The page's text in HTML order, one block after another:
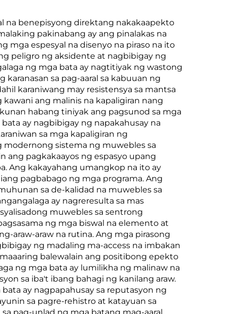
na benepisyong direktang nakakaapekto
pakinabang ay ang pinalakas na
mga espesyal na disenyo na piraso na ito
peligro ng aksidente at nagbibigay ng
ng mga bata ay nagtitiyak ng wastong
sa pag-aaral sa kabuuan ng
karaniwang may resistensya sa mantsa
ang malinis na kapaligiran nang
habang tiniyak ang pagsunod sa mga
ay nagbibigay ng napakahusay na
sa mga kapaligiran ng
modernong sistema ng muwebles sa
ang pagkakaayos ng espasyo upang
Ang kakayahang umangkop na ito ay
pagbabago ng mga programa. Ang
sa de-kalidad na muwebles sa
ay nagreresulta sa mas
muwebles sa sentrong
ng mga biswal na elemento at
araw-araw na rutina. Ang mga pirasong
ng madaling ma-access na imbakan
balewalain ang positibong epekto
ng mga bata ay lumilikha ng malinaw na
sa iba't ibang bahagi ng kanilang araw.
ay nagpapahusay sa reputasyon ng
sa pagre-rehistro at katayuan sa